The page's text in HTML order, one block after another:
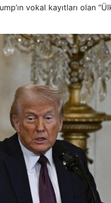
vokal kayıtları olan